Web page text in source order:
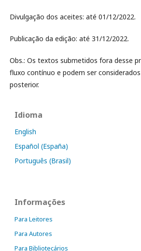
Divulgação dos aceites: até 01/12/2022.
Publicação da edição: até 31/12/2022.
Obs.: Os textos submetidos fora desse
fluxo contínuo e podem ser
posterior.
Idioma
English
Español (España)
Português (Brasil)
Informações
Para Leitores
Para Autores
Para Bibliotecários